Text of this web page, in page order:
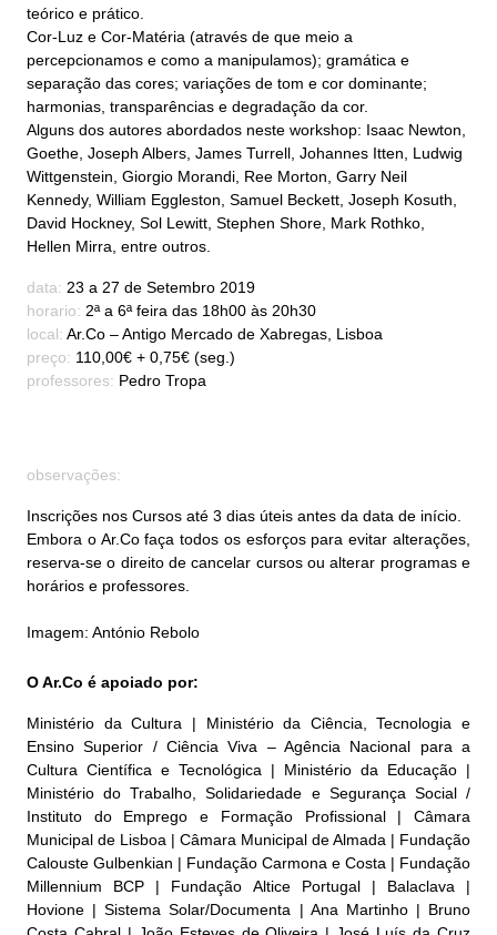
teórico e prático.
Cor-Luz e Cor-Matéria (através de que meio a
percepcionamos e como a manipulamos); gramática e
separação das cores; variações de tom e cor dominante;
harmonias, transparências e degradação da cor.
Alguns dos autores abordados neste workshop: Isaac Newton,
Goethe, Joseph Albers, James Turrell, Johannes Itten, Ludwig
Wittgenstein, Giorgio Morandi, Ree Morton, Garry Neil
Kennedy, William Eggleston, Samuel Beckett, Joseph Kosuth,
David Hockney, Sol Lewitt, Stephen Shore, Mark Rothko,
Hellen Mirra, entre outros.
data: 23 a 27 de Setembro 2019
horario: 2ª a 6ª feira das 18h00 às 20h30
local: Ar.Co – Antigo Mercado de Xabregas, Lisboa
preço: 110,00€ + 0,75€ (seg.)
professores: Pedro Tropa
observações:
Inscrições nos Cursos até 3 dias úteis antes da data de início.
Embora o Ar.Co faça todos os esforços para evitar alterações,
reserva-se o direito de cancelar cursos ou alterar programas e
horários e professores.
Imagem: António Rebolo
O Ar.Co é apoiado por:
Ministério da Cultura | Ministério da Ciência, Tecnologia e
Ensino Superior / Ciência Viva – Agência Nacional para a
Cultura Científica e Tecnológica | Ministério da Educação |
Ministério do Trabalho, Solidariedade e Segurança Social /
Instituto do Emprego e Formação Profissional | Câmara
Municipal de Lisboa | Câmara Municipal de Almada | Fundação
Calouste Gulbenkian | Fundação Carmona e Costa | Fundação
Millennium BCP | Fundação Altice Portugal | Balaclava |
Hovione | Sistema Solar/Documenta | Ana Martinho | Bruno